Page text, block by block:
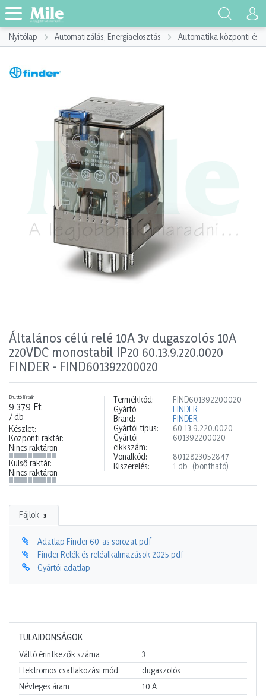
Nyitólap Automatizálás, Energiaelosztás Automatika központi és
Általános célú relé 10A 3v dugaszolós 10A
220VDC monostabil IP20 60.13.9.220.0020
FINDER - FIND601392200020
Bruttó listaár
9 379 Ft
/ db
Készlet:
Központi raktár:
Nincs raktáron
Külső raktár:
Nincs raktáron
Termékkód:
FIND601392200020
Gyártó:
FINDER
Brand:
FINDER
Gyártói típus:
60.13.9.220.0020
Gyártói
cikkszám:
601392200020
Vonalkód:
8012823052847
Kiszerelés:
1 db (bontható)
Fájlok 3
Adatlap Finder 60-as sorozat.pdf
Finder Relék és reléalkalmazások 2025.pdf
Gyártói adatlap
TULAJDONSÁGOK
Váltó érintkezők száma
3
Elektromos csatlakozási mód
dugaszolós
Névleges áram
10 A